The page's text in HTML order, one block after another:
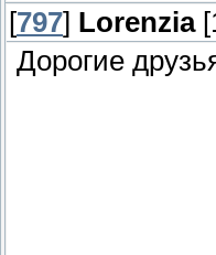
[797] Lorenzia
Дорогие